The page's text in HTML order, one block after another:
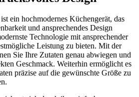
ist ein hochmodernes Küchengerät, das
und ansprechendes Design
Technologie mit ansprechender
Leistung zu bieten. Mit der
Sie Ihre Zutaten genau abwiegen und
Geschmack. Weiterhin ermöglicht es
präzise auf die gewünschte Größe zu